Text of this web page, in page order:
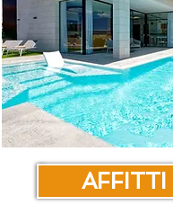
AFFITTI